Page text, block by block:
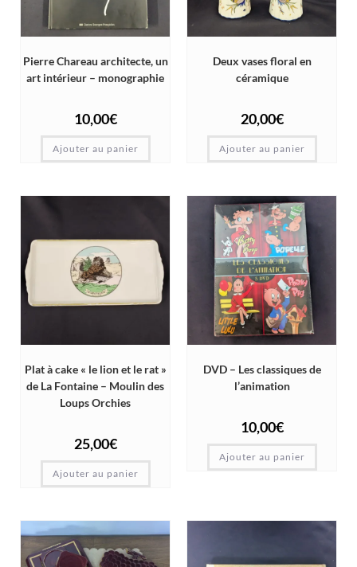
Pierre Chareau architecte, un
art intérieur – monographie
10,00€
Ajouter au panier
Deux vases floral en
céramique
20,00€
Ajouter au panier
Plat à cake « le lion et le rat »
de La Fontaine – Moulin des
Loups Orchies
25,00€
Ajouter au panier
DVD – Les classiques de
l’animation
10,00€
Ajouter au panier